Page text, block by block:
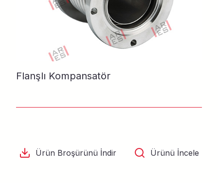
Flanşlı Kompansatör
Ürün Broşürünü İndir Ürünü İncele